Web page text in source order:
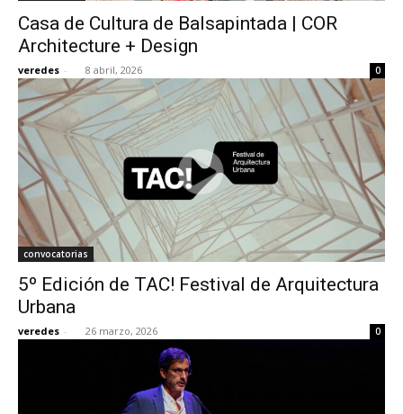
Casa de Cultura de Balsapintada | COR
Architecture + Design
veredes - 8 abril, 2026 0
convocatorias
5º Edición de TAC! Festival de Arquitectura
Urbana
veredes - 26 marzo, 2026 0